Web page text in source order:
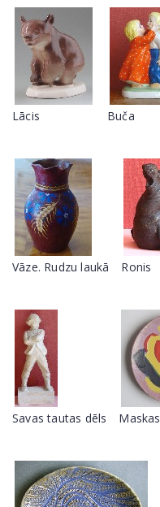
Lācis Buča
Vāze. Rudzu laukā Ronis
Savas tautas dēls Maskas